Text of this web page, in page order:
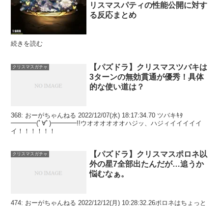
リスマスパティの性能公開に対す
る反応まとめ
続きを読む
クリスマスガチャ
【パズドラ】クリスマスツバキは
3ターンの無効貫通が優秀！具体
的な使い道は？
368: おーがちゃんねる 2022/12/07(水) 18:17:34.70 ツバキｷﾀ
━━━━(ﾟ∀ﾟ)━━━━!!ウオオオオオオハジッ、ハジィイイイイイ
イ！！！！！！
クリスマスガチャ
【パズドラ】クリスマスポロネ以
外の星7全部出たんだが…追うか
悩むなぁ。
474: おーがちゃんねる 2022/12/12(月) 10:28:32.26ポロネはちょっと